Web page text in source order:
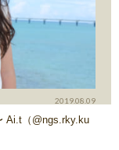
2019.08.09
Ai.t（@ngs.rky.ku